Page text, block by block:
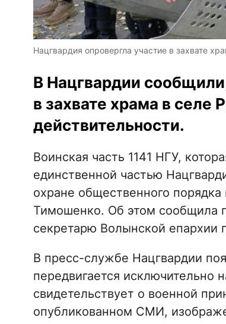
Нацгвардия опровергла участие в захвате
В Нацгвардии
в захвате храма в селе
действительности.
Воинская часть 1141 НГУ,
единственной частью
охране общественного
Тимошенко. Об этом сообщила
секретарю Волынской епархии
В пресс-службе Нацгвардии
передвигается исключительно
свидетельствует о военной
опубликованном СМИ,